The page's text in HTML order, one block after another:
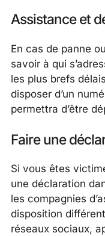
Assistance et
En cas de panne
savoir à qui
les plus brefs
disposer d’un
permettra d’être
Faire une
Si vous êtes
une déclaration
les compagnies
disposition
réseaux sociaux,